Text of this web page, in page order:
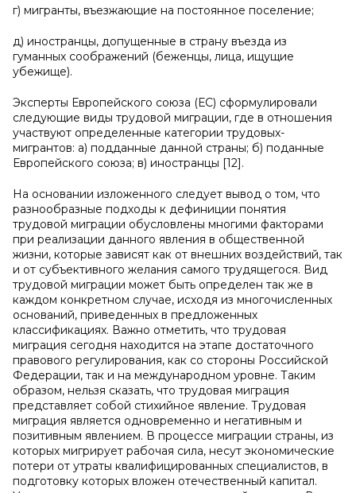
г) мигранты, въезжающие на постоянное поселение;
д) иностранцы, допущенные в страну въезда из
гуманных соображений (беженцы, лица, ищущие
убежище).
Эксперты Европейского союза (ЕС) сформулировали
следующие виды трудовой миграции, где в отношения
участвуют определенные категории трудовых-
мигрантов: а) подданные данной страны; б) поданные
Европейского союза; в) иностранцы [12].
На основании изложенного следует вывод о том, что
разнообразные подходы к дефиниции понятия
трудовой миграции обусловлены многими факторами
при реализации данного явления в общественной
жизни, которые зависят как от внешних воздействий, так
и от субъективного желания самого трудящегося. Вид
трудовой миграции может быть определен так же в
каждом конкретном случае, исходя из многочисленных
оснований, приведенных в предложенных
классификациях. Важно отметить, что трудовая
миграция сегодня находится на этапе достаточного
правового регулирования, как со стороны Российской
Федерации, так и на международном уровне. Таким
образом, нельзя сказать, что трудовая миграция
представляет собой стихийное явление. Трудовая
миграция является одновременно и негативным и
позитивным явлением. В процессе миграции страны, из
которых мигрирует рабочая сила, несут экономические
потери от утраты квалифицированных специалистов, в
подготовку которых вложен отечественный капитал.